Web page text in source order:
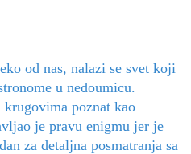
od nas, nalazi se svet koji
u nedoumicu.
poznat kao
je pravu enigmu jer je
za detaljna posmatranja sa